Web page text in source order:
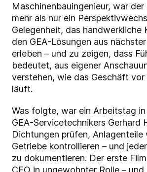
Maschinenbauingenieur, war
mehr als nur ein
Gelegenheit, das handwerkliche
den GEA-Lösungen aus
erleben – und zu zeigen, dass
bedeutet, aus eigener
verstehen, wie das Geschäft
läuft.
Was folgte, war ein Arbeitstag in
GEA-Servicetechnikers Gerhard
Dichtungen prüfen, Anlagenteile
Getriebe kontrollieren – und
zu dokumentieren. Der erste
CEO in ungewohnter Rolle – und